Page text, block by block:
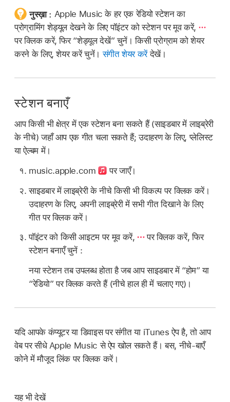
नुस्ख़ा : Apple Music के हर एक रेडियो स्टेशन का
प्रोग्रामिंग शेड्यूल देखने के लिए पॉइंटर को स्टेशन पर मूव करें,
पर क्लिक करें, फिर “शेड्यूल देखें” चुनें। किसी प्रोग्राम को शेयर
करने के लिए, शेयर करें चुनें।संगीत शेयर करेंदेखें।
स्टेशन बनाएँ
आप किसी भी क्षेत्र में एक स्टेशन बना सकते हैं (साइडबार में लाइब्रेरी
के नीचे) जहाँ आप एक गीत चला सकते हैं; उदाहरण के लिए, प्लेलिस्ट
या ऐल्बम में।
music.apple.com
पर जाएँ।
साइडबार में लाइब्रेरी के नीचे किसी भी विकल्प पर क्लिक करें।
उदाहरण के लिए, अपनी लाइब्रेरी में सभी गीत दिखाने के लिए
गीत पर क्लिक करें।
पॉइंटर को किसी आइटम पर मूव करें,
पर क्लिक करें, फिर
स्टेशन बनाएँ चुनें :
नया स्टेशन तब उपलब्ध होता है जब आप साइडबार में “होम” या
“रेडियो” पर क्लिक करते हैं (नीचे हाल ही में चलाए गए)।
यदि आपके कंप्यूटर या डिवाइस पर संगीत या iTunes ऐप है, तो आप
वेब पर सीधे Apple Music से ऐप खोल सकते हैं। बस, नीचे-बाएँ
कोने में मौजूद लिंक पर क्लिक करें।
यह भी देखें